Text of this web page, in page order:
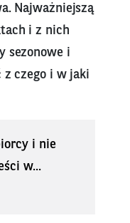
Najważniejszą
i z nich
sezonowe i
z czego i w jaki
i nie
w...